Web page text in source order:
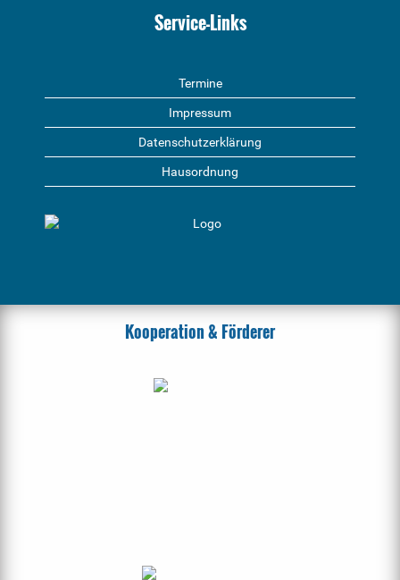
Service-Links
Termine
Impressum
Datenschutzerklärung
Hausordnung
Kooperation & Förderer